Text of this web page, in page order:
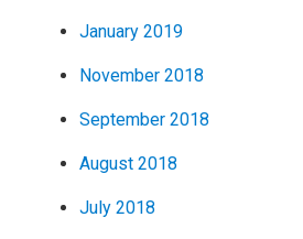
January 2019
November 2018
September 2018
August 2018
July 2018